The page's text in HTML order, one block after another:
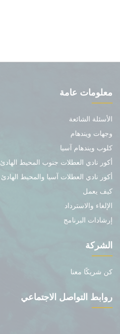
معلومات عامة
الأسئلة الشائعة
وجهات ويندهام
كلوب ويندهام آسيا
أكور نادي العطلات جنوب المحيط الهادئ
أكور نادي العطلات آسيا والمحيط الهادئ
كيف يعمل
الإلغاء والاسترداد
إرشادات البرنامج
الشركة
كن شريكًا معنا
روابط التواصل الاجتماعي